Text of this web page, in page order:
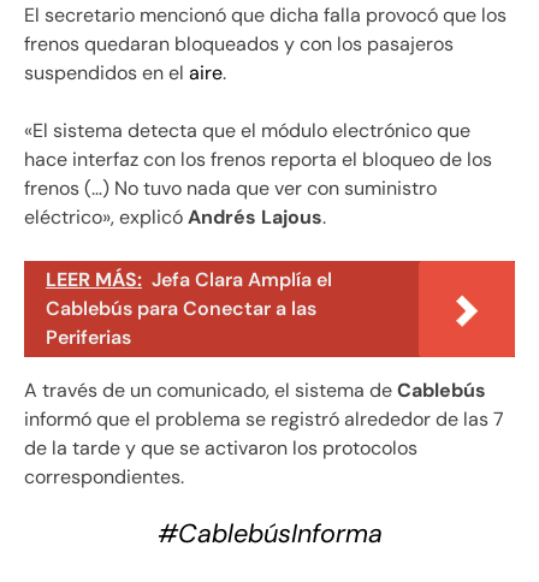
El secretario mencionó que dicha falla provocó que los
frenos quedaran bloqueados y con los pasajeros
suspendidos en el aire.
«El sistema detecta que el módulo electrónico que
hace interfaz con los frenos reporta el bloqueo de los
frenos (…) No tuvo nada que ver con suministro
eléctrico», explicóAndrés Lajous.
LEER MÁS: Jefa Clara Amplía el
Cablebús para Conectar a las
Periferias
A través de un comunicado, el sistema deCablebús
informó que el problema se registró alrededor de las 7
de la tarde y que se activaron los protocolos
correspondientes.
#CablebúsInforma